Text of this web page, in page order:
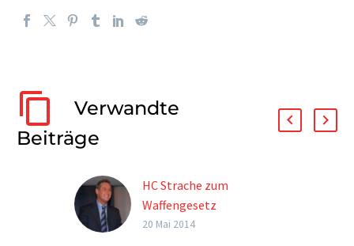
Verwandte
Beiträge
HC Strache zum
Waffengesetz
HC Strache klärt seine
20 Mai 2014